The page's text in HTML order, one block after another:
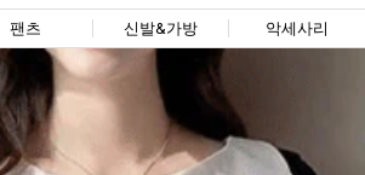
팬츠 신발&가방 악세사리